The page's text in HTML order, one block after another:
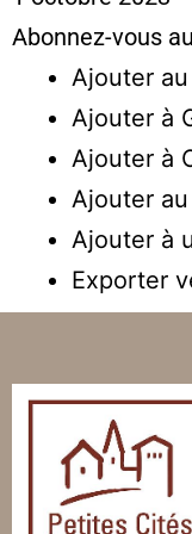
Abonnez-vous
Ajouter
Ajouter à
Ajouter à
Ajouter
Ajouter à
Exporter